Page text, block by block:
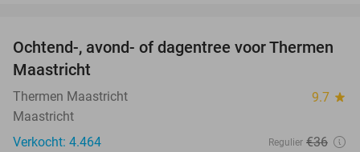
25%
Ochtend-, avond- of dagentree voor Thermen
Maastricht
Thermen Maastricht 9.7 star
Maastricht
Verkocht: 4.464
Regulier €36